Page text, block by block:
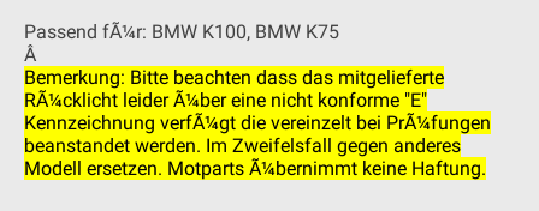
Passend fÃ¼r: BMW K100, BMW K75
Â
Bemerkung: Bitte beachten dass das mitgelieferte
RÃ¼cklicht leider Ã¼ber eine nicht konforme "E"
Kennzeichnung verfÃ¼gt die vereinzelt bei PrÃ¼fungen
beanstandet werden. Im Zweifelsfall gegen anderes
Modell ersetzen. Motparts Ã¼bernimmt keine Haftung.